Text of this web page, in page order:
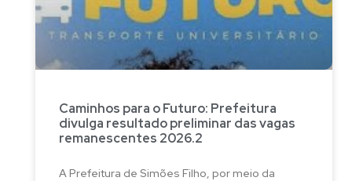
Caminhos para o Futuro: Prefeitura
divulga resultado preliminar das vagas
remanescentes 2026.2
A Prefeitura de Simões Filho, por meio da